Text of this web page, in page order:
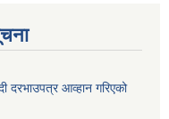
दरभाउपत्र आव्हान गरिएको